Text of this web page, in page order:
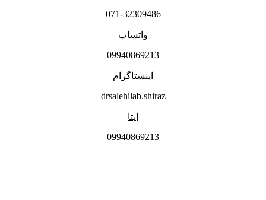
071-32309486
واتساپ
09940869213
اینستاگرام
drsalehilab.shiraz
ایتا
09940869213